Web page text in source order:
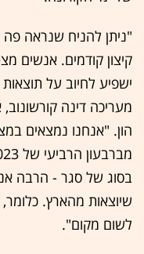
"ניתן להניח שנראה פה
קיצון קודמים. אנשים
ישפיע לחיוב על
מעריכה דינה
הון. "אנחנו נמצאים
בסוג של סגר - הרבה
שיוצאות מהארץ.
לשום מקום".